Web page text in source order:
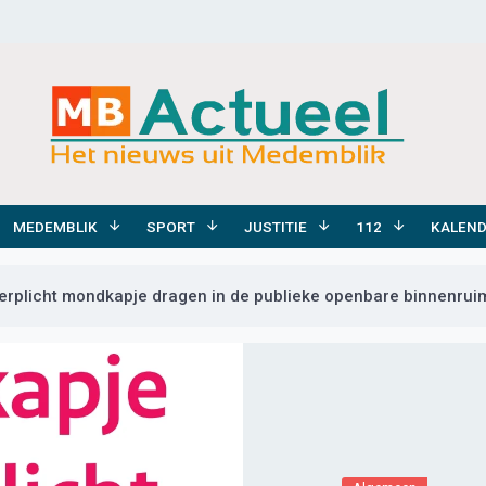
MEDEMBLIK SPORT JUSTITIE 112
mondkapje dragen in de publieke openbare